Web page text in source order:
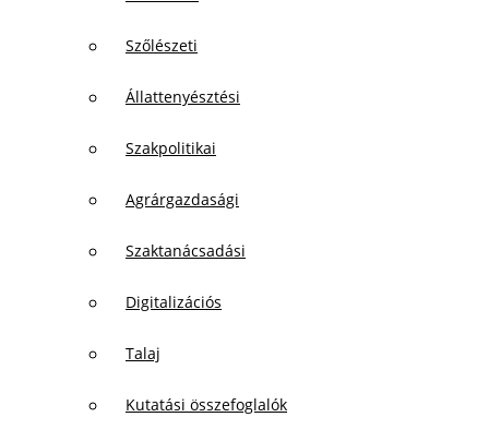
Szőlészeti
Állattenyésztési
Szakpolitikai
Agrárgazdasági
Szaktanácsadási
Digitalizációs
Talaj
Kutatási összefoglalók